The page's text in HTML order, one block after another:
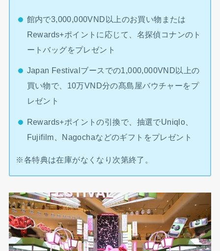
館内で3,000,000VND以上のお買い物または
Rewards+ポイントに応じて、名探偵コナンのト
ートバッグをプレゼント
Japan Festivalブースでの1,000,000VND以上の
買い物で、10万VND分の髙島屋バウチャーをプ
レゼント
Rewards+ポイントの引換で、抽選でUniqlo、
Fujifilm、Nagochaなどのギフトをプレゼント
※各特典は在庫がなくなり次第終了。